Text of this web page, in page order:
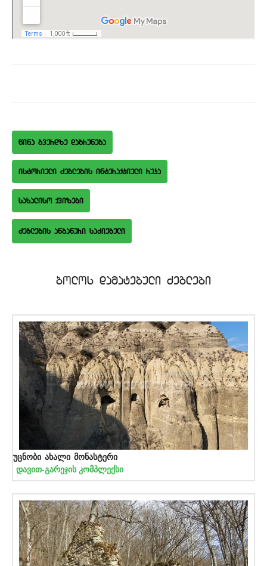
wina gverdze dabruneba
istoriuli Zeglebis interaqtiuli ruka
saxaliso qvizebi
bolos damatebuli Zeglebi
უცნობი ახალი მონასტერი
დავით-გარეჯის კომპლექსი